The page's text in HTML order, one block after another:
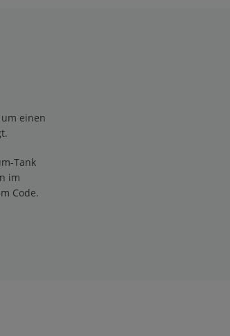
einen
Tank
im
Code.